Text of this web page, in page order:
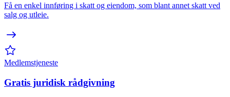
Få en enkel innføring i skatt og eiendom, som blant annet skatt ved
salg og utleie.
Medlemstjeneste
Gratis juridisk rådgivning